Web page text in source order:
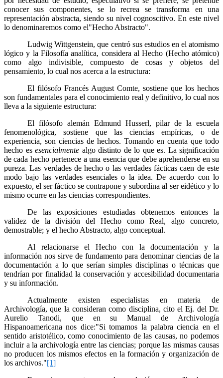
conocer sus componentes, se lo recrea se transforma en una
representación abstracta, siendo su nivel cognoscitivo. En este nivel
lo denominaremos como el"Hecho Abstracto".
Ludwig Wittgenstein, que centró sus estudios en el atomismo
lógico y la Filosofía analítica, considera al Hecho (Hecho atómico)
como algo indivisible, compuesto de cosas y objetos del
pensamiento, lo cual nos acerca a la estructura:
El filósofo Francés August Comte, sostiene que los hechos
son fundamentales para el conocimiento real y definitivo, lo cual nos
lleva a la siguiente estructura:
El filósofo alemán Edmund Husserl, pilar de la escuela
fenomenológica, sostiene que las ciencias empíricas, o de
experiencia, son ciencias de hechos. Tomando en cuenta que todo
hecho es esencialmente algo distinto de lo que es. La significación
de cada hecho pertenece a una esencia que debe aprehenderse en su
pureza. Las verdades de hecho o las verdades fácticas caen de este
modo bajo las verdades esenciales o la idea. De acuerdo con lo
expuesto, el ser fáctico se contrapone y subordina al ser eidético y lo
mismo ocurre en las ciencias correspondientes.
De las exposiciones estudiadas obtenemos entonces la
validez de la división del Hecho como Real, algo concreto,
demostrable; y el hecho Abstracto, algo conceptual.
Al relacionarse el Hecho con la documentación y la
información nos sirve de fundamento para denominar ciencias de la
documentación a lo que serían simples disciplinas o técnicas que
tendrían por finalidad la conservación y accesibilidad documentaria
y su información.
Actualmente existen especialistas en materia de
Archivología, que la consideran como disciplina, cito el Ej. del Dr.
Aurelio Tanodi, que en su Manual de Archivología
Hispanoamericana nos dice:"Si tomamos la palabra ciencia en el
sentido aristotélico, como conocimiento de las causas, no podemos
incluir a la archivología entre las ciencias; porque las mismas causas
no producen los mismos efectos en la formación y organización de
los archivos."[1]